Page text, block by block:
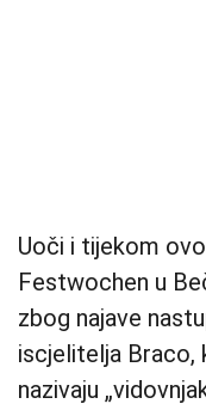
Uoči i tijekom
Festwochen u
zbog najave
iscjelitelja Braco,
nazivaju